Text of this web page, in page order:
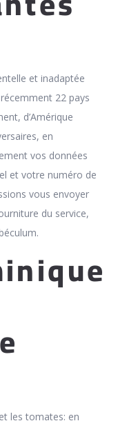
et inadaptée
22 pays
d’Amérique
en
vos données
et votre numéro de
vous envoyer
du service,
les tomates: en